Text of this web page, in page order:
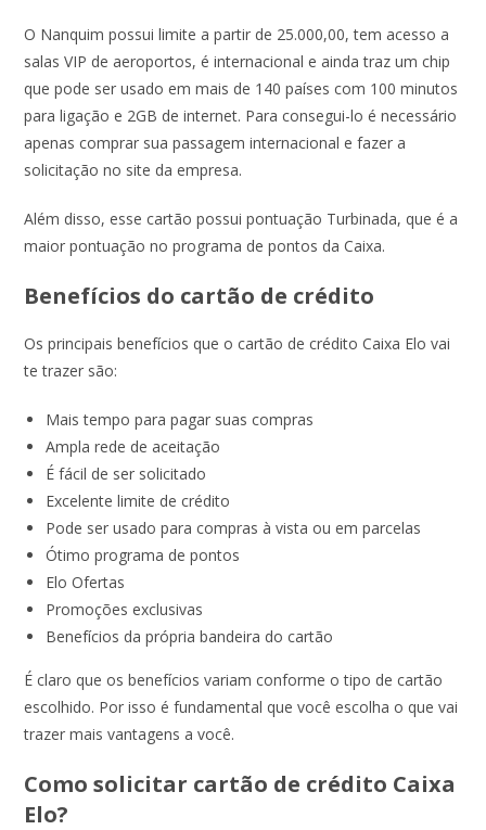
O Nanquim possui limite a partir de 25.000,00, tem acesso a
salas VIP de aeroportos, é internacional e ainda traz um chip
que pode ser usado em mais de 140 países com 100 minutos
para ligação e 2GB de internet. Para consegui-lo é necessário
apenas comprar sua passagem internacional e fazer a
solicitação no site da empresa.
Além disso, esse cartão possui pontuação Turbinada, que é a
maior pontuação no programa de pontos da Caixa.
Benefícios do cartão de crédito
Os principais benefícios que o cartão de crédito Caixa Elo vai
te trazer são:
Mais tempo para pagar suas compras
Ampla rede de aceitação
É fácil de ser solicitado
Excelente limite de crédito
Pode ser usado para compras à vista ou em parcelas
Ótimo programa de pontos
Elo Ofertas
Promoções exclusivas
Benefícios da própria bandeira do cartão
É claro que os benefícios variam conforme o tipo de cartão
escolhido. Por isso é fundamental que você escolha o que vai
trazer mais vantagens a você.
Como solicitar cartão de crédito Caixa
Elo?